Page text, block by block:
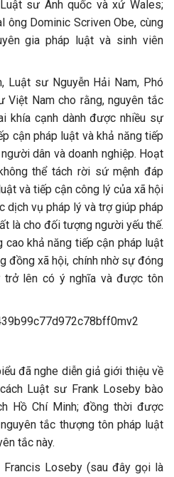
sư Anh quốc và xứ Wales;
ông Dominic Scriven Obe, cùng
gia pháp luật và sinh viên
Luật sư Nguyễn Hải Nam, Phó
Việt Nam cho rằng, nguyên tắc
khía cạnh dành được nhiều sự
cận pháp luật và khả năng tiếp
dân và doanh nghiệp. Hoạt
thể tách rời sứ mệnh đáp
và tiếp cận công lý của xã hội
dịch vụ pháp lý và trợ giúp pháp
là cho đối tượng người yếu thế.
cao khả năng tiếp cận pháp luật
đồng xã hội, chính nhờ sự đóng
trở lên có ý nghĩa và được tôn
đã nghe diễn giả giới thiệu về
Luật sư Frank Loseby bào
Hồ Chí Minh; đồng thời được
tắc thượng tôn pháp luật
tắc này.
Loseby (sau đây gọi là